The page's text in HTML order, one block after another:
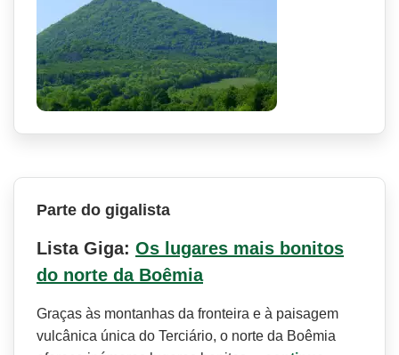
Parte do gigalista
Lista Giga: Os lugares mais bonitos
do norte da Boêmia
Graças às montanhas da fronteira e à paisagem
vulcânica única do Terciário, o norte da Boêmia